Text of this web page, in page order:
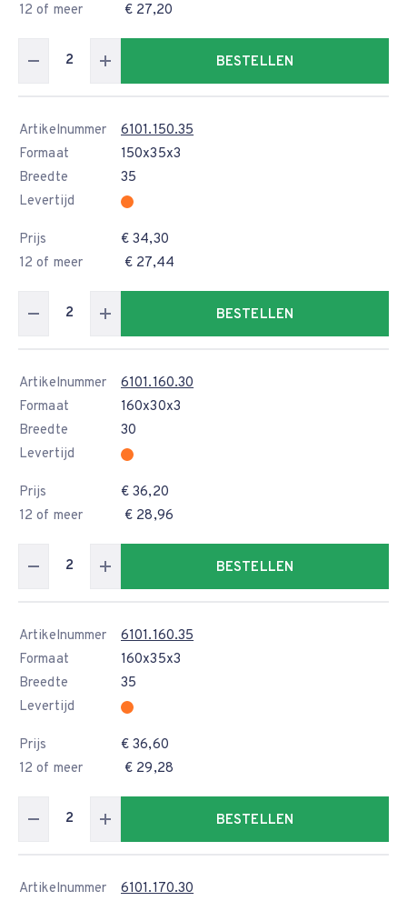
12 of meer
€ 27,20
BESTELLEN
Artikelnummer
6101.150.35
Formaat
150x35x3
Breedte
35
Levertijd
Prijs
€ 34,30
12 of meer
€ 27,44
BESTELLEN
Artikelnummer
6101.160.30
Formaat
160x30x3
Breedte
30
Levertijd
Prijs
€ 36,20
12 of meer
€ 28,96
BESTELLEN
Artikelnummer
6101.160.35
Formaat
160x35x3
Breedte
35
Levertijd
Prijs
€ 36,60
12 of meer
€ 29,28
BESTELLEN
Artikelnummer 6101.170.30